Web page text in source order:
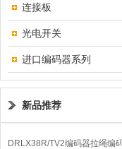
连接板
光电开关
进口编码器系列
新品推荐
DRLX38R/TV2编码器拉绳编